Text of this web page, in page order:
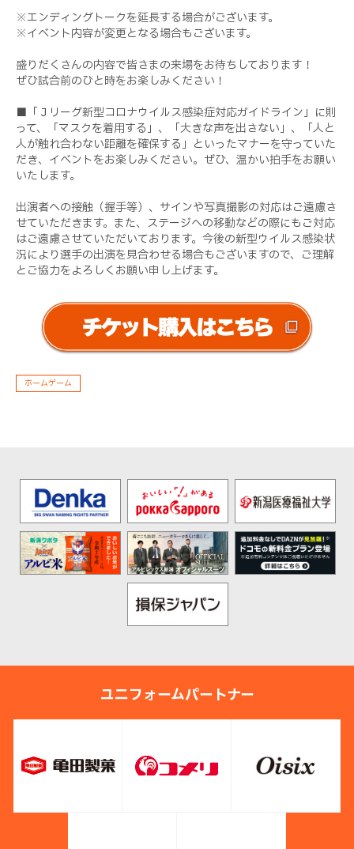
※エンディングトークを延長する場合がございます。
※イベント内容が変更となる場合もございます。
盛りだくさんの内容で皆さまの来場をお待ちしております！
ぜひ試合前のひと時をお楽しみください！
■「Ｊリーグ新型コロナウイルス感染症対応ガイドライン」に則
って、「マスクを着用する」、「大きな声を出さない」、「人と
人が触れ合わない距離を確保する」といったマナーを守っていた
だき、イベントをお楽しみください。ぜひ、温かい拍手をお願い
いたします。
出演者への接触（握手等）、サインや写真撮影の対応はご遠慮さ
せていただきます。また、ステージへの移動などの際にもご対応
はご遠慮させていただいております。今後の新型ウイルス感染状
況により選手の出演を見合わせる場合もございますので、ご理解
とご協力をよろしくお願い申し上げます。
ホームゲーム
ユニフォームパートナー